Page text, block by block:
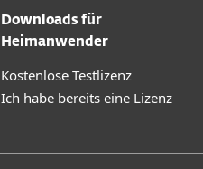
Downloads für
Heimanwender
Kostenlose Testlizenz
Ich habe bereits eine Lizenz